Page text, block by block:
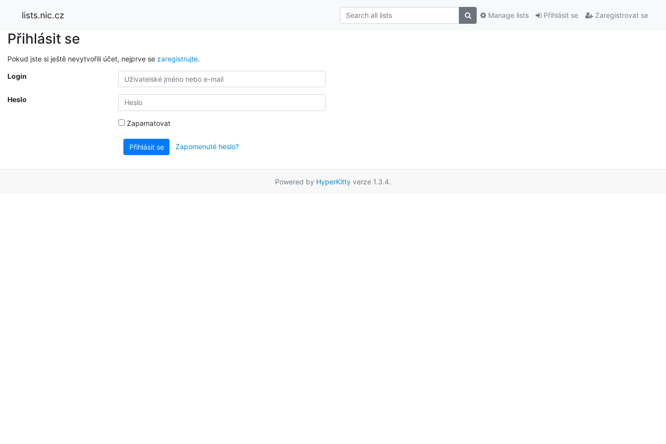
lists.nic.cz Přihlásit se Zaregistrovat se
Manage lists
Přihlásit se
Pokud jste si ještě nevytvořili účet, nejprve se zaregistrujte.
Login
Heslo
Zapamatovat
Přihlásit se Zapomenuté heslo?
Powered by HyperKitty verze 1.3.4.